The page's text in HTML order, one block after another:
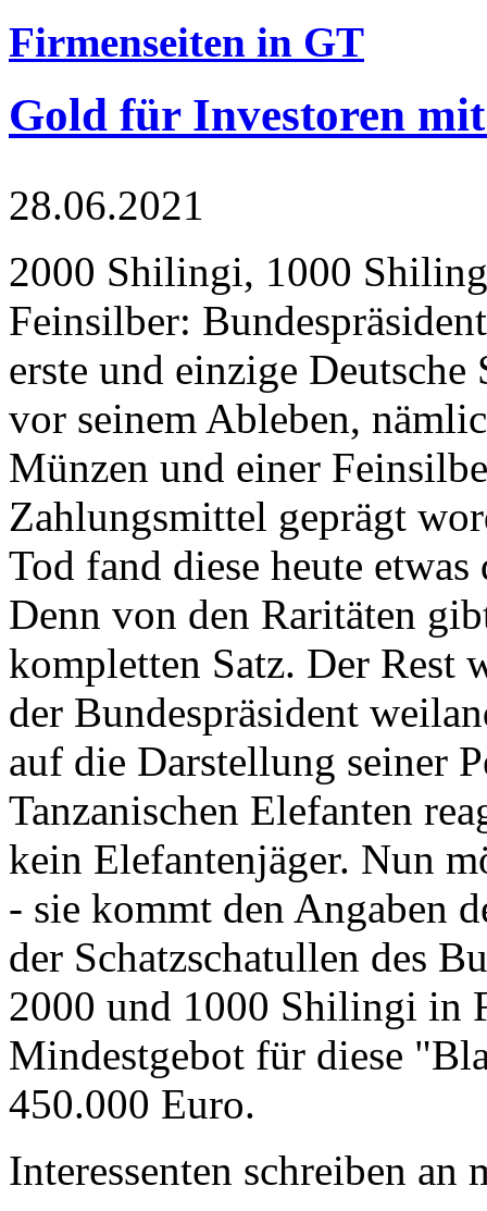
Firmenseiten in GT
Gold für Investoren
28.06.2021
2000 Shilingi, 1000
Feinsilber:
erste und einzige Deutsche
vor seinem Ableben,
Münzen und einer
Zahlungsmittel geprägt
Tod fand diese heute
Denn von den Raritäten
kompletten Satz. Der Rest
der Bundespräsident
auf die Darstellung seiner
Tanzanischen Elefanten
kein Elefantenjäger. Nun
- sie kommt den Angaben
der Schatzschatullen des
2000 und 1000 Shilingi in
Mindestgebot für diese
450.000 Euro.
Interessenten schreiben